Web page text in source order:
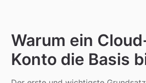
Warum ein
Konto die Basis